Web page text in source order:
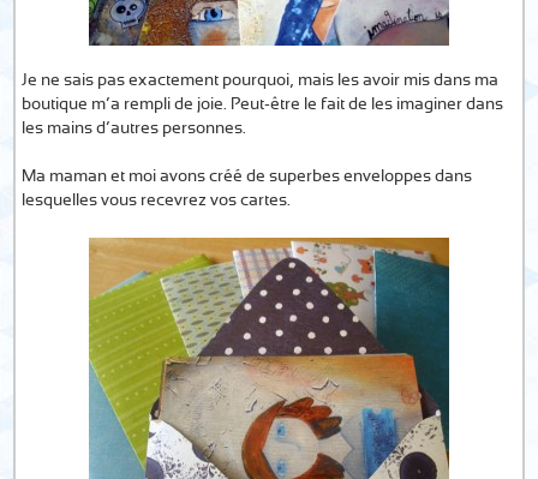
Je ne sais pas exactement pourquoi, mais les avoir mis dans ma
boutique m’a rempli de joie. Peut-être le fait de les imaginer dans
les mains d’autres personnes.
Ma maman et moi avons créé de superbes enveloppes dans
lesquelles vous recevrez vos cartes.